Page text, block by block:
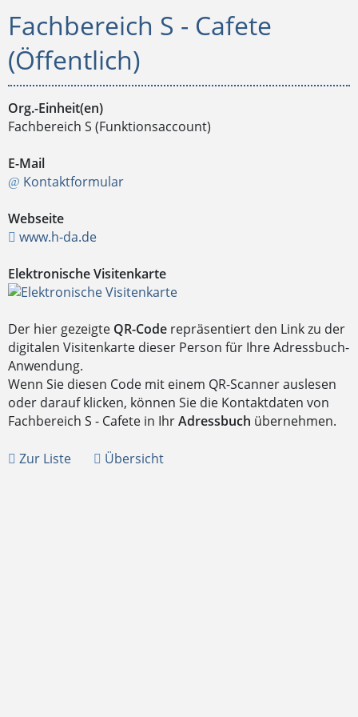
Fachbereich S - Cafete
(Öffentlich)
Org.-Einheit(en)
Fachbereich S (Funktionsaccount)
E-Mail
Kontaktformular
Webseite
www.h-da.de
Elektronische Visitenkarte
Der hier gezeigte QR-Code repräsentiert den Link zu der
digitalen Visitenkarte dieser Person für Ihre Adressbuch-
Anwendung.
Wenn Sie diesen Code mit einem QR-Scanner auslesen
oder darauf klicken, können Sie die Kontaktdaten von
Fachbereich S - Cafete in IhrAdressbuch übernehmen.
Zur Liste Übersicht